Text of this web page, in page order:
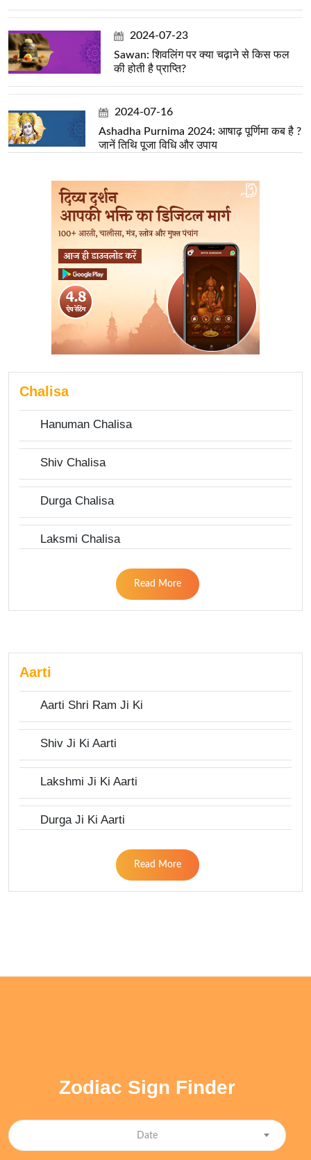
2024-07-23
Sawan: शिवलिंग पर क्या चढ़ाने से किस फल
की होती है प्राप्ति?
2024-07-16
Ashadha Purnima 2024: आषाढ़ पूर्णिमा कब है ?
जानें तिथि पूजा विधि और उपाय
Chalisa
Hanuman Chalisa
Shiv Chalisa
Durga Chalisa
Laksmi Chalisa
Read More
Aarti
Aarti Shri Ram Ji Ki
Shiv Ji Ki Aarti
Lakshmi Ji Ki Aarti
Durga Ji Ki Aarti
Read More
Zodiac Sign Finder
Date